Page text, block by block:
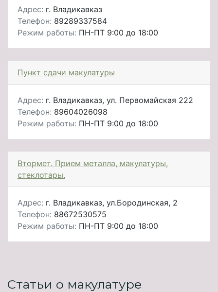
Адрес: г. Владикавказ
Телефон: 89289337584
Режим работы: ПН-ПТ 9:00 до 18:00
Пункт сдачи макулатуры
Адрес: г. Владикавказ, ул. Первомайская 222
Телефон: 89604026098
Режим работы: ПН-ПТ 9:00 до 18:00
Втормет. Прием металла, макулатуры,
стеклотары.
Адрес: г. Владикавказ, ул.Бородинская, 2
Телефон: 88672530575
Режим работы: ПН-ПТ 9:00 до 18:00
Статьи о макулатуре